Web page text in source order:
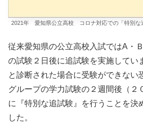
2021年 愛知県公立高校 コロナ対応での「特別な
従来愛知県の公立高校入試ではA・
の試験２日後に追試験を実施してい
と診断された場合に受験ができない
グループの学力試験の２週間後（２
に『特別な追試験』を行うことを決
した。